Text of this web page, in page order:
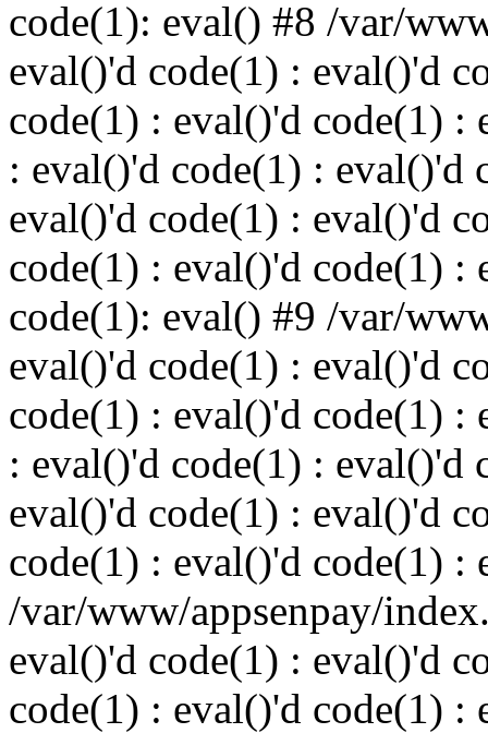
code(1): eval() #8 /var/
eval()'d code(1) : eval()'d
code(1) : eval()'d code(1) :
: eval()'d code(1) : eval()'d
eval()'d code(1) : eval()'d
code(1) : eval()'d code(1) :
code(1): eval() #9 /var/
eval()'d code(1) : eval()'d
code(1) : eval()'d code(1) :
: eval()'d code(1) : eval()'d
eval()'d code(1) : eval()'d
code(1) : eval()'d code(1) :
/var/www/appsenpay/
eval()'d code(1) : eval()'d
code(1) : eval()'d code(1) :